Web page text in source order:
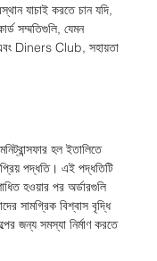
যাচাই করতে চান যদি,
সম্মতিগুলি, যেমন
Diners Club, সহায়তা
হল ইতালিতে
পদ্ধতি। এই পদ্ধতিটি
হওয়ার পর অর্ডারগুলি
সামগ্রিক বিশ্বাস বৃদ্ধি
জন্য সমস্যা নির্মাণ করতে